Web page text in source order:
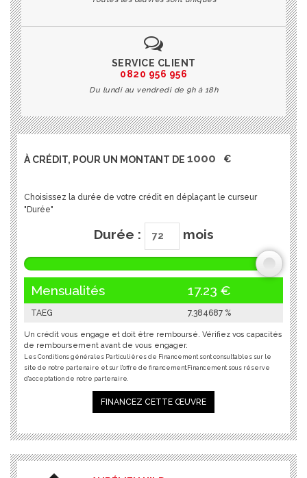
SERVICE CLIENT
0820 956 956
Du lundi au vendredi de 9h à 18h
À CRÉDIT, POUR UN MONTANT DE €
Choisissez la durée de votre crédit en déplaçant le curseur
"Durée"
Durée : mois
Mensualités 17.23 €
TAEG 7.384687 %
Un crédit vous engage et doit être remboursé. Vérifiez vos capacités
de remboursement avant de vous engager.
Les Conditions générales Particulières de Financement sont consultables sur le
site de notre partenaire et sur l'offre de financement.Financement sous réserve
d'acceptation de notre partenaire.
FINANCEZ CETTE ŒUVRE